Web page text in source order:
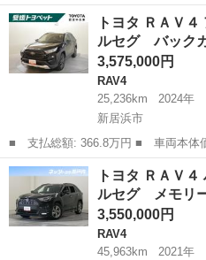
ー名： トヨタ ■ 車種名： ＲＡ
Ｇ 新品タイヤ／保証書／純正 ９イ
／シート...
徳島 徳島市 RAV4
トヨタ ＲＡＶ
ルセグ バック
3,575,000円
RAV4
25,236km
2024年
新居浜市
■ 支払総額: 366.8万円 ■ 車両本体価格： 3,575,000 円 ■ メーカ
ー名： トヨタ ■ 車種名： ＲＡ
チャー ４ＷＤ フルセグ バックカ
ＥＴＣ ...
愛媛 新居浜市 RAV4
トヨタ ＲＡＶ
ルセグ メモリ
3,550,000円
RAV4
45,963km
2021年